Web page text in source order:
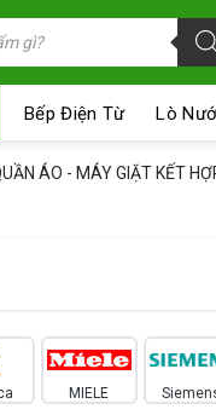
Bếp Điện Từ Lò
ÁO - MÁY GIẶT KẾT
MIELE